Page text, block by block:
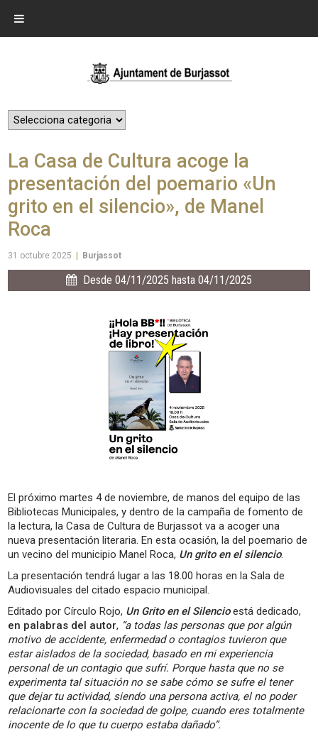
La Casa de Cultura acoge la
presentación del poemario «Un
grito en el silencio», de Manel
Roca
31 octubre 2025 Burjassot
Desde 04/11/2025 hasta 04/11/2025
El próximo martes 4 de noviembre, de manos del equipo de las
Bibliotecas Municipales, y dentro de la campaña de fomento de
la lectura, la Casa de Cultura de Burjassot va a acoger una
nueva presentación literaria. En esta ocasión, la del poemario de
un vecino del municipio Manel Roca, Un grito en el silencio.
La presentación tendrá lugar a las 18.00 horas en la Sala de
Audiovisuales del citado espacio municipal.
Editado por Círculo Rojo, Un Grito en el Silencioestá dedicado,
en palabras del autor, “a todas las personas que por algún
motivo de accidente, enfermedad o contagios tuvieron que
estar aislados de la sociedad, basado en mi experiencia
personal de un contagio que sufrí. Porque hasta que no se
experimenta tal situación no se sabe cómo se sufre el tener
que dejar tu actividad, siendo una persona activa, el no poder
relacionarte con la sociedad de golpe, cuando eres totalmente
inocente de lo que tu cuerpo estaba dañado”.